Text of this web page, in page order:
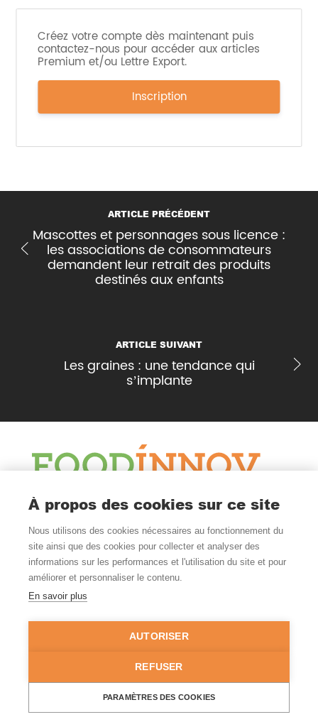
Créez votre compte dès maintenant puis
contactez-nous pour accéder aux articles
Premium et/ou Lettre Export.
Inscription
ARTICLE PRÉCÉDENT
Mascottes et personnages sous licence :
les associations de consommateurs
demandent leur retrait des produits
destinés aux enfants
ARTICLE SUIVANT
Les graines : une tendance qui
s’implante
Le Blog
Actualité et veille
Nous Suivre
© Copyright 2026 - Tous droits réservés -Mentions légales
À propos des cookies sur ce site
Nous utilisons des cookies nécessaires au fonctionnement du
site ainsi que des cookies pour collecter et analyser des
informations sur les performances et l'utilisation du site et pour
améliorer et personnaliser le contenu.
En savoir plus
AUTORISER
REFUSER
PARAMÈTRES DES COOKIES